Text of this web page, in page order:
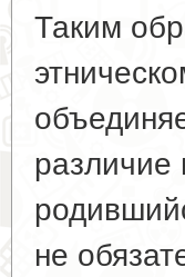
Таким
не